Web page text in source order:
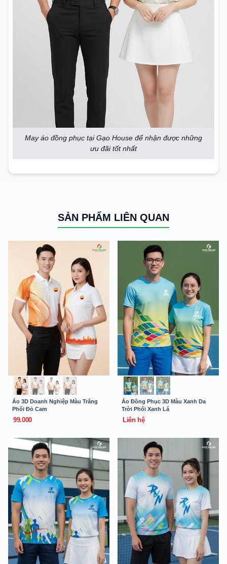
May áo đồng phục tại Gạo House để nhận được những
ưu đãi tốt nhất
SẢN PHẨM LIÊN QUAN
Áo 3D Doanh Nghiệp Màu Trắng
Phối Đỏ Cam
99.000
Áo Đồng Phục 3D Màu Xanh Da
Trời Phối Xanh Lá
Liên hệ